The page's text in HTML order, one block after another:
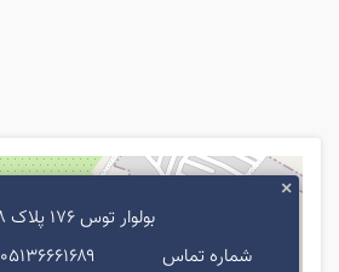
بولوار توس 176 پلاک 38
شماره تماس
۰۵۱۳۶۶۶۱۶۸۹ - ۰۵۱۳۶۹۱۱۶۵۸
×